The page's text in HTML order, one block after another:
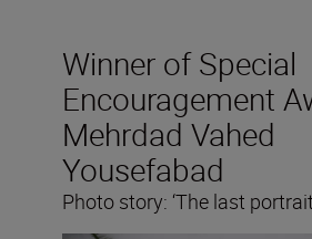
Winner of Special
Encouragement
Mehrdad Vahed
Yousefabad
Photo story: ‘The last